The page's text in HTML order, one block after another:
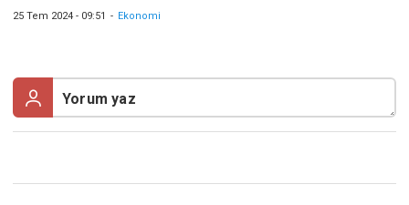
25 Tem 2024 - 09:51 - Ekonomi